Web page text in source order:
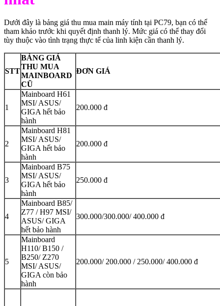
Dưới đây là bảng giá thu mua main máy tính tại PC79, bạn có thể
tham khảo trước khi quyết định thanh lý. Mức giá có thể thay đổi
tùy thuộc vào tình trạng thực tế của linh kiện cần thanh lý.
STT
BẢNG GIÁ
THU MUA
MAINBOARD
CŨ
ĐƠN GIÁ
1
Mainboard H61
MSI/ ASUS/
GIGA hết bảo
hành
200.000 đ
2
Mainboard H81
MSI/ ASUS/
GIGA hết bảo
hành
200.000 đ
3
Mainboard B75
MSI/ ASUS/
GIGA hết bảo
hành
250.000 đ
4
Mainboard B85/
Z77 / H97 MSI/
ASUS/ GIGA
hết bảo hành
300.000/300.000/ 400.000 đ
5
Mainboard
H110/ B150 /
B250/ Z270
MSI/ ASUS/
GIGA còn bảo
hành
200.000/ 200.000 / 250.000/ 400.000 đ